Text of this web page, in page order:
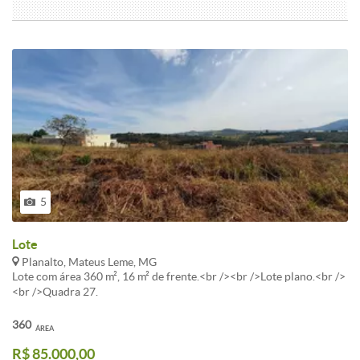
255, 255);">Relação de codigo/creci a ser indicado por estado.</b>
</p><blockquote><span class="selectable-text copyable-
copyable-text">CRECI RS 68130 </span><span class="selectable-
text copyable-text">CRECI SC 44148 </span><span
class="selectable-text copyable-text">CRECI PR 38460 </span>
<span class="selectable-text copyable-text">CRECI RJ 83115
</span><span class="selectable-text copyable-text">CRECI MG
41228 </span><span class="selectable-text copyable-text">CRECI
ES 10983 </span><span class="selectable-text copyable-
text">CRECI BA 26750 </span><span class="selectable-text
copyable-text">CRECI GO 32559</span></blockquote><p></p>
<p><span style="font-size: 14px;"><span style="font-size: 14px;">*
O credito precisa ser aprovado previamente por nossa equipe.
</span></span><span style="font-size: 14px;">** O serviço é 100%
gratuito. Apos efetuar o lance avise via whatsapp ao lado para
receber dicas e orientações.</span></p>
5
Lote
Planalto, Mateus Leme, MG
Lote com área 360 m², 16 m² de frente.<br /><br />Lote plano.<br />
<br />Quadra 27.
ÁREA
360
R$ 85.000,00